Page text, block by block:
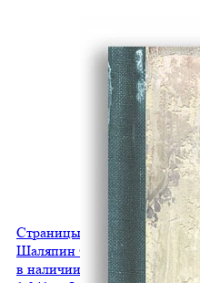
Страницы из моей жизни.
Шаляпин Ф.И.
в наличии